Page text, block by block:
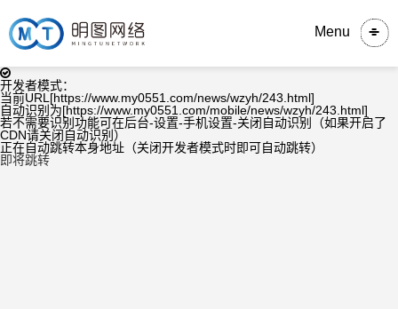
Menu
开发者模式：
当前URL[https://www.my0551.com/news/wzyh/243.html]
自动识别为[https://www.my0551.com/mobile/news/wzyh/243.html]
若不需要识别功能可在后台-设置-手机设置-关闭自动识别（如果开启了
CDN请关闭自动识别）
正在自动跳转本身地址（关闭开发者模式时即可自动跳转）
即将跳转